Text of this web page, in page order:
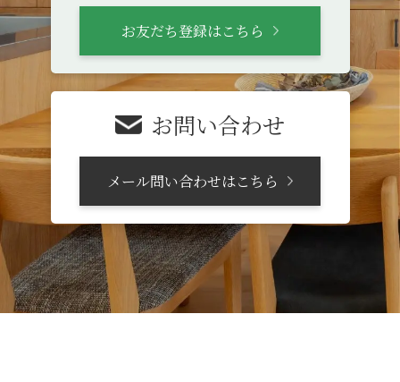
お友だち登録はこちら
お問い合わせ
メール問い合わせはこちら